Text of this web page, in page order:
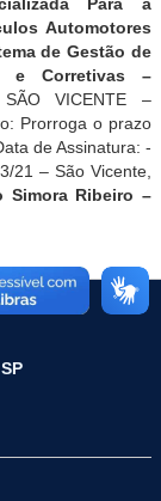
Automotores
de Gestão de
e Corretivas –
SÃO VICENTE –
Prorroga o prazo
de Assinatura: -
21 – São Vicente,
Simora Ribeiro –